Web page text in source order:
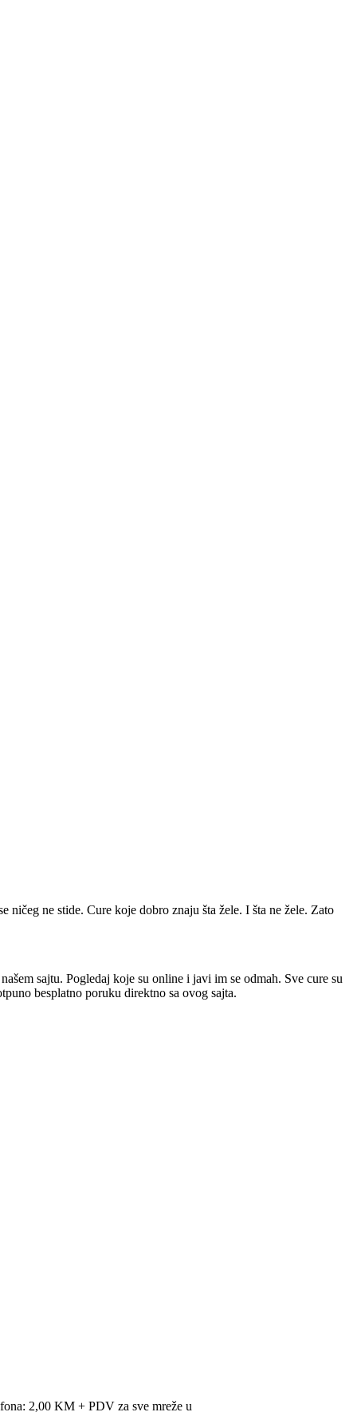
ničeg ne stide. Cure koje dobro znaju šta žele. I šta ne žele. Zato
sajtu. Pogledaj koje su online i javi im se odmah. Sve cure su
besplatno poruku direktno sa ovog sajta.
2,00 KM + PDV za sve mreže u